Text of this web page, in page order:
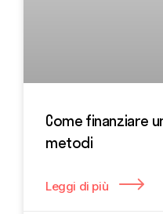
Come finanziare
metodi
Leggi di più